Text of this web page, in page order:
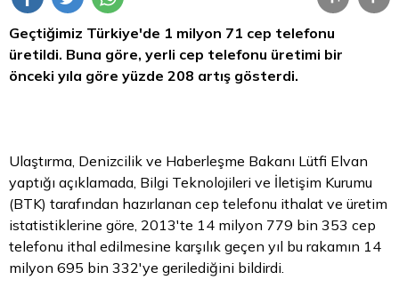
Geçtiğimiz Türkiye'de 1 milyon 71 cep telefonu
üretildi. Buna göre, yerli cep telefonu üretimi bir
önceki yıla göre yüzde 208 artış gösterdi.
Ulaştırma, Denizcilik ve Haberleşme Bakanı Lütfi Elvan
yaptığı açıklamada, Bilgi Teknolojileri ve İletişim Kurumu
(BTK) tarafından hazırlanan cep telefonu ithalat ve üretim
istatistiklerine göre, 2013'te 14 milyon 779 bin 353 cep
telefonu ithal edilmesine karşılık geçen yıl bu rakamın 14
milyon 695 bin 332'ye gerilediğini bildirdi.